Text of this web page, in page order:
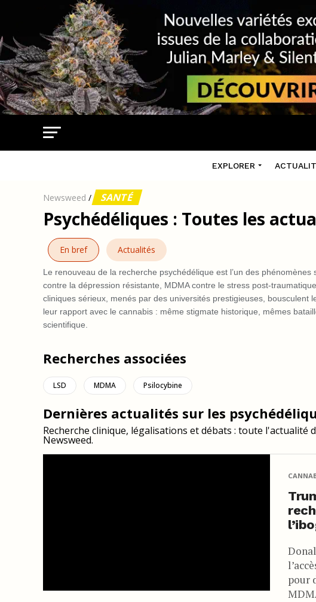
EXPLORER
Newsweed / SANTÉ
Psychédéliques : Toutes les
En bref Actualités
Le renouveau de la recherche psychédélique est l’un des
contre la dépression résistante, MDMA contre le stress post-
cliniques sérieux, menés par des universités prestigieuses, bousculent
leur rapport avec le cannabis : même stigmate historique, mêmes
scientifique.
Recherches associées
LSD MDMA Psilocybine
Dernières actualités sur les
Recherche clinique, légalisations et débats : toute l'actualité
Newsweed.
pour